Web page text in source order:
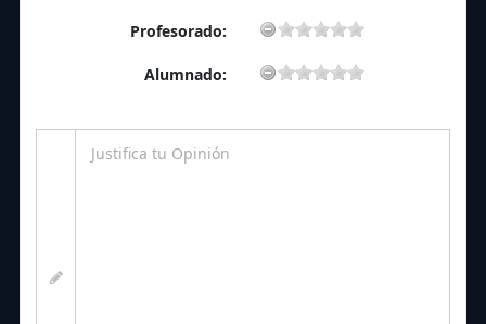
Profesorado:
Alumnado: